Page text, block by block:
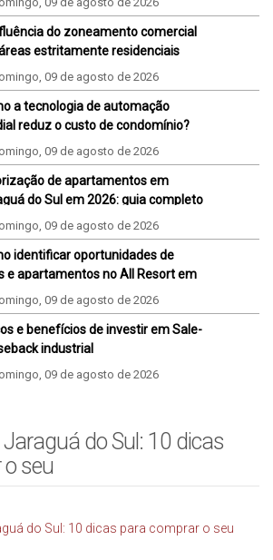
do zoneamento comercial
estritamente residenciais
09 de agosto de 2026
a tecnologia de automação
reduz o custo de condomínio?
09 de agosto de 2026
de apartamentos em
do Sul em 2026: guia completo
09 de agosto de 2026
identificar oportunidades de
e apartamentos no All Resort em
Belo?
09 de agosto de 2026
e benefícios de investir em Sale-
industrial
09 de agosto de 2026
do Sul: 10 dicas
seu